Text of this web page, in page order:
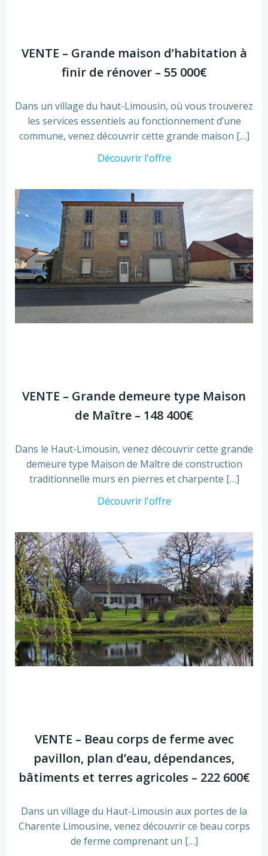
VENTE – Grande maison d’habitation à
finir de rénover – 55 000€
Dans un village du haut-Limousin, où vous trouverez
les services essentiels au fonctionnement d’une
commune, venez découvrir cette grande maison […]
Découvrir l'offre
VENTE – Grande demeure type Maison
de Maître – 148 400€
Dans le Haut-Limousin, venez découvrir cette grande
demeure type Maison de Maître de construction
traditionnelle murs en pierres et charpente […]
Découvrir l'offre
VENTE – Beau corps de ferme avec
pavillon, plan d’eau, dépendances,
bâtiments et terres agricoles – 222 600€
Dans un village du Haut-Limousin aux portes de la
Charente Limousine, venez découvrir ce beau corps
de ferme comprenant un […]